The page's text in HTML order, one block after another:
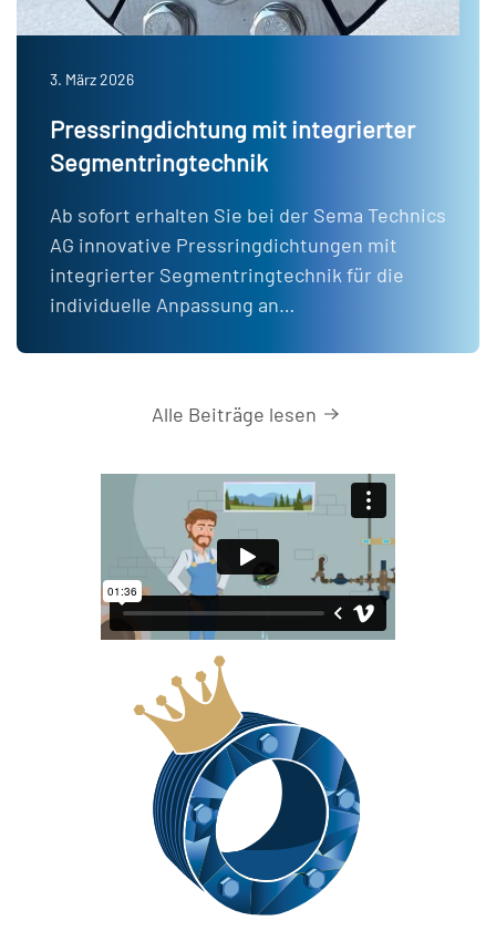
3. März 2026
Pressringdichtung mit integrierter
Segmentringtechnik
Ab sofort erhalten Sie bei der Sema Technics
AG innovative Pressringdichtungen mit
integrierter Segmentringtechnik für die
individuelle Anpassung an…
Alle Beiträge lesen